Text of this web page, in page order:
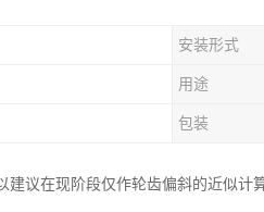
安装形式
用途
包装
建议在现阶段仅作轮齿偏斜的近似